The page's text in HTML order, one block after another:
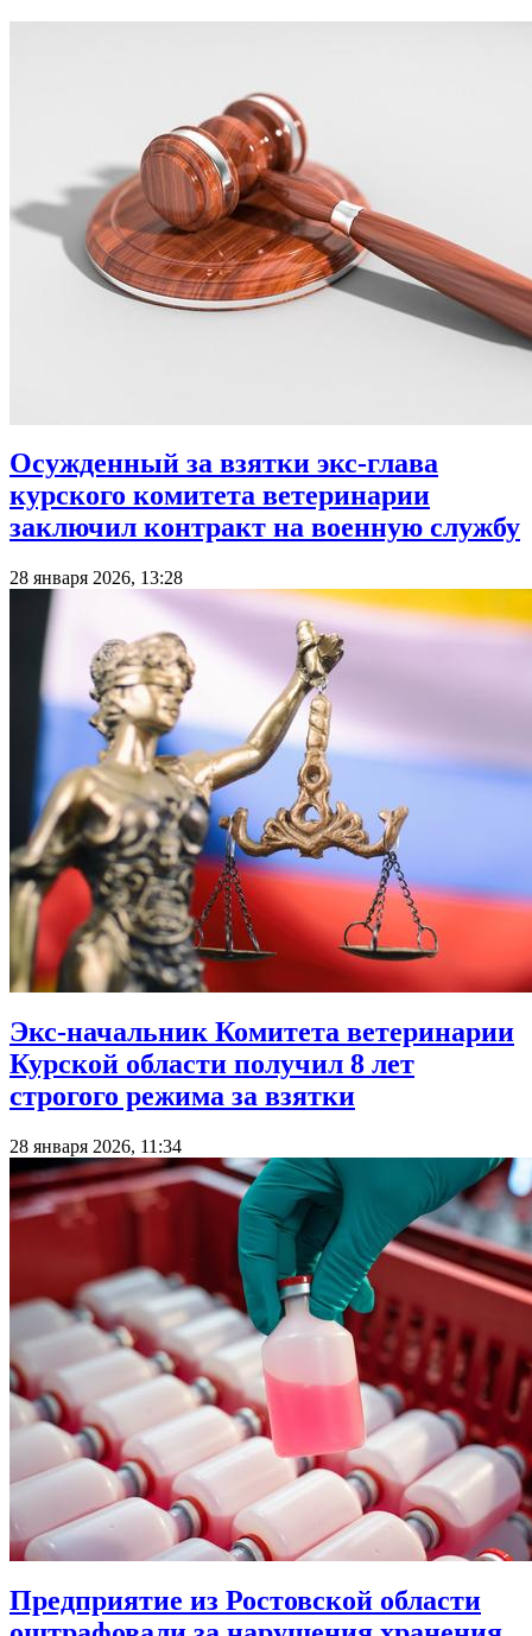
Осужденный за взятки экс-глава
курского комитета ветеринарии
заключил контракт на военную службу
28 января 2026, 13:28
Экс-начальник Комитета ветеринарии
Курской области получил 8 лет
строгого режима за взятки
28 января 2026, 11:34
Предприятие из Ростовской области